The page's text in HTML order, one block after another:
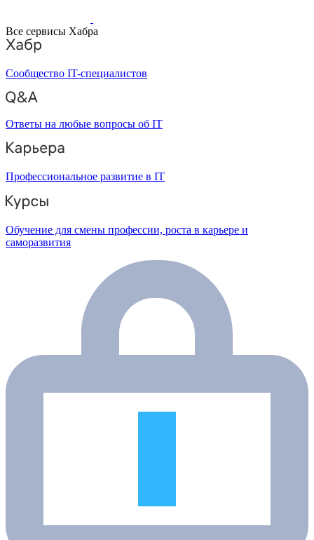
Все сервисы Хабра
Сообщество IT-специалистов
Ответы на любые вопросы об IT
Профессиональное развитие в IT
Обучение для смены профессии, роста в карьере и
саморазвития